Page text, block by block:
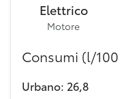
Elettrico
Motore
Consumi (l/
Urbano: 26,8